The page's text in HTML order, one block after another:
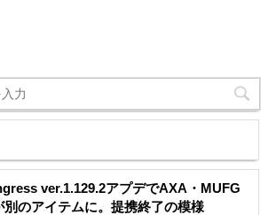
ver.1.129.2アプデでAXA・MUFG
別のアイテムに。提携終了の模様